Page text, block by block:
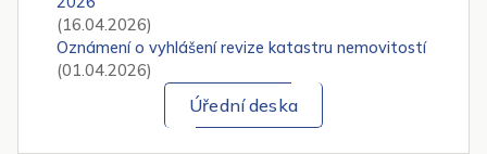
(16.04.2026)
Oznámení o vyhlášení revize katastru nemovitostí
(01.04.2026)
Úřední deska